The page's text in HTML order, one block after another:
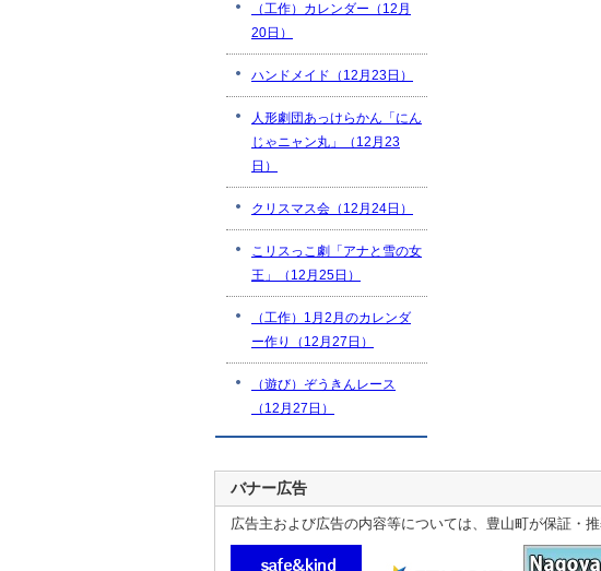
（工作）カレンダー（12月
20日）
ハンドメイド（12月23日）
人形劇団あっけらかん「にん
じゃニャン丸」（12月23
日）
クリスマス会（12月24日）
こリスっこ劇「アナと雪の女
王」（12月25日）
（工作）1月2月のカレンダ
ー作り（12月27日）
（遊び）ぞうきんレース
（12月27日）
バナー広告
広告主および広告の内容等については、豊山町が保証・